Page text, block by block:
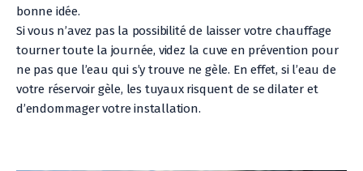
bonne idée.
Si vous n’avez pas la possibilité de laisser votre chauffage
tourner toute la journée, videz la cuve en prévention pour
ne pas que l’eau qui s’y trouve ne gèle. En effet, si l’eau de
votre réservoir gèle, les tuyaux risquent de se dilater et
d’endommager votre installation.